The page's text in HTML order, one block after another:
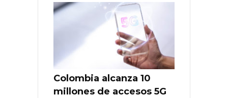
Colombia alcanza 10
millones de accesos 5G